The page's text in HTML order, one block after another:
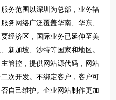
务范围以深圳为总部，业务辐
务网络广泛覆盖华南、华东、
经济区，国际业务已延伸至美
新加坡、沙特等国家和地区。
管控，提供网站源代码，网站
次开发。不绑定客户，客户可
自己维护。企业网站制作更加